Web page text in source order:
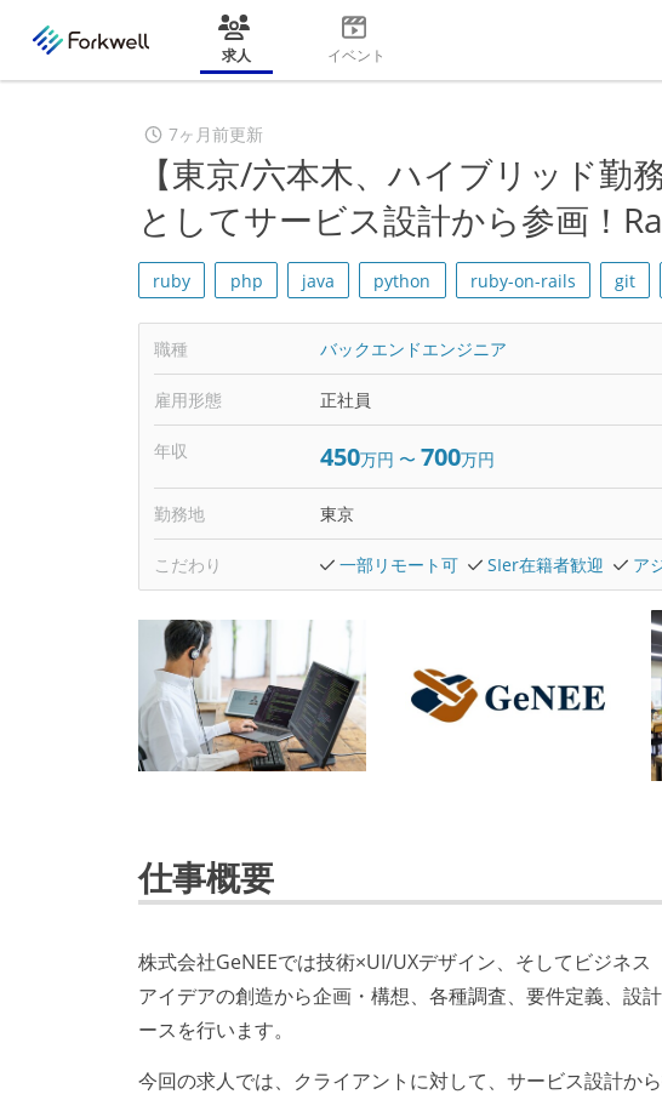
求人 イベント
7ヶ月前更新
【東京/六本木、ハイブリッド
としてサービス設計から参画！
ruby php java python ruby-on-rails git
職種 バックエンドエンジニア
雇用形態 正社員
年収 450万円 〜 700万円
勤務地 東京
こだわり 一部リモート可 SIer在籍者歓迎 ア
仕事概要
株式会社GeNEEでは技術×UI/UXデザイン、そしてビジネ
アイデアの創造から企画・構想、各種調査、要件定義、設
ースを行います。
今回の求人では、クライアントに対して、サービス設計か